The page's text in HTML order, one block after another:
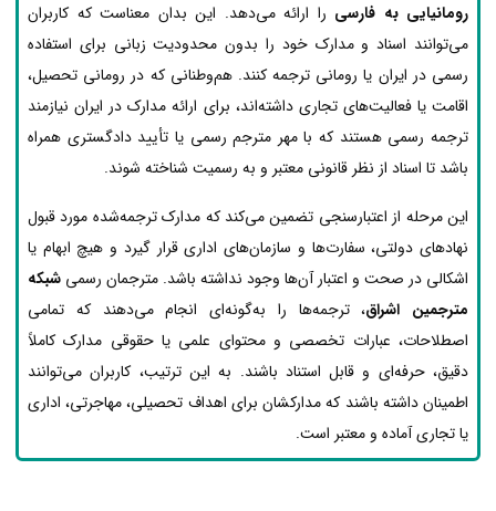
رومانیایی به فارسی را ارائه می‌دهد. این بدان معناست که کاربران
می‌توانند اسناد و مدارک خود را بدون محدودیت زبانی برای استفاده
رسمی در ایران یا رومانی ترجمه کنند. هم‌وطنانی که در رومانی تحصیل،
اقامت یا فعالیت‌های تجاری داشته‌اند، برای ارائه مدارک در ایران نیازمند
ترجمه رسمی هستند که با مهر مترجم رسمی یا تأیید دادگستری همراه
باشد تا اسناد از نظر قانونی معتبر و به رسمیت شناخته شوند.
این مرحله از اعتبارسنجی تضمین می‌کند که مدارک ترجمه‌شده مورد قبول
نهادهای دولتی، سفارت‌ها و سازمان‌های اداری قرار گیرد و هیچ ابهام یا
اشکالی در صحت و اعتبار آن‌ها وجود نداشته باشد. مترجمان رسمی شبکه
مترجمین اشراق، ترجمه‌ها را به‌گونه‌ای انجام می‌دهند که تمامی
اصطلاحات، عبارات تخصصی و محتوای علمی یا حقوقی مدارک کاملاً
دقیق، حرفه‌ای و قابل استناد باشند. به این ترتیب، کاربران می‌توانند
اطمینان داشته باشند که مدارکشان برای اهداف تحصیلی، مهاجرتی، اداری
یا تجاری آماده و معتبر است.